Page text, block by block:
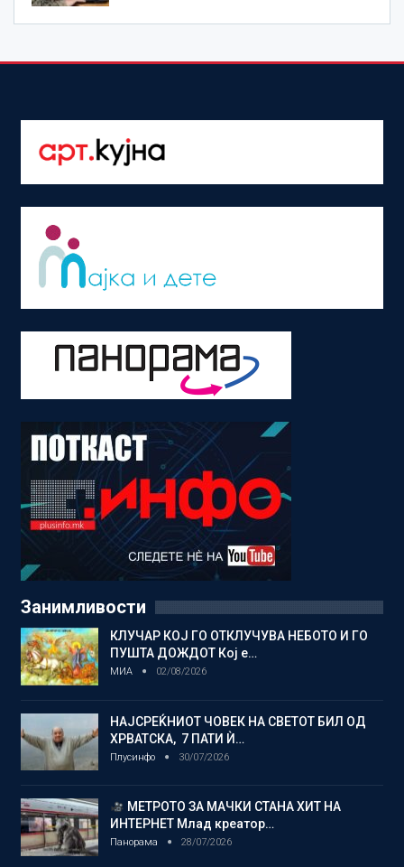
Занимливости
КЛУЧАР КОЈ ГО ОТКЛУЧУВА НЕБОТО И ГО
ПУШТА ДОЖДОТ Кој е…
МИА 02/08/2026
НАЈСРЕЌНИОТ ЧОВЕК НА СВЕТОТ БИЛ ОД
ХРВАТСКА, 7 ПАТИ Ѝ…
Плусинфо 30/07/2026
МЕТРОТО ЗА МАЧКИ СТАНА ХИТ НА
ИНТЕРНЕТ Млад креатор…
Панорама 28/07/2026